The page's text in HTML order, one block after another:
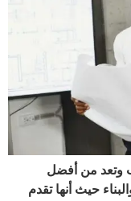
وتعد من أفضل
حيث أنها تقدم